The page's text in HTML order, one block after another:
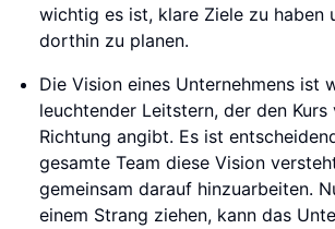
wichtig es ist, klare Ziele zu haben
dorthin zu planen.
Die Vision eines Unternehmens ist
leuchtender Leitstern, der den
Richtung angibt. Es ist
gesamte Team diese Vision
gemeinsam darauf hinzuarbeiten.
einem Strang ziehen, kann das